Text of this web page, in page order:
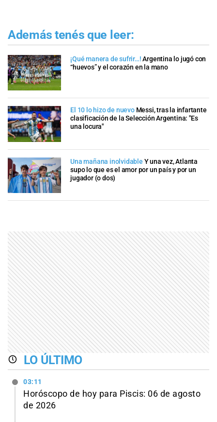
Además tenés que leer:
¡Qué manera de sufrir…! Argentina lo jugó con
“huevos” y el corazón en la mano
El 10 lo hizo de nuevo Messi, tras la infartante
clasificación de la Selección Argentina: "Es
una locura"
Una mañana inolvidable Y una vez, Atlanta
supo lo que es el amor por un país y por un
jugador (o dos)
LO ÚLTIMO
03:11
Horóscopo de hoy para Piscis: 06 de agosto
de 2026